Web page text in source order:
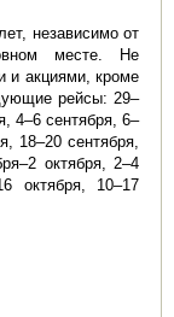
независимо от
месте. Не
и акциями, кроме
рейсы: 29–
4–6 сентября, 6–
18–20 сентября,
октября, 2–4
октября, 10–17